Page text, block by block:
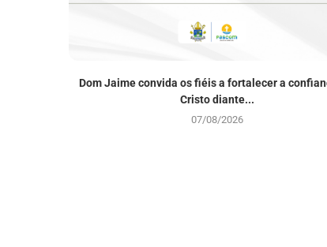
Dom Jaime convida os fiéis a fortalecer a
Cristo diante...
07/08/2026